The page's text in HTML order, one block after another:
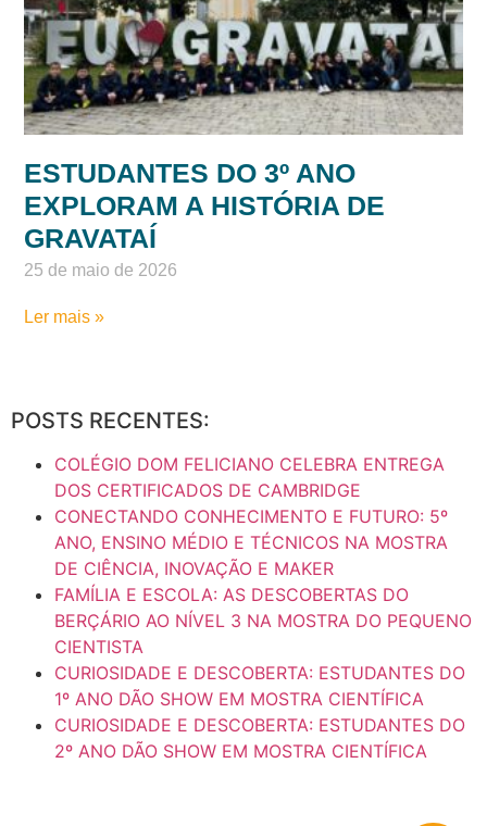
28 de maio de 2026
Ler mais »
EXPLORAM A HISTÓRIA DE
GRAVATAÍ
25 de maio de 2026
Ler mais »
POSTS RECENTES:
COLÉGIO DOM FELICIANO CELEBRA ENTREGA
DOS CERTIFICADOS DE CAMBRIDGE
CONECTANDO CONHECIMENTO E FUTURO: 5º
ANO, ENSINO MÉDIO E TÉCNICOS NA MOSTRA